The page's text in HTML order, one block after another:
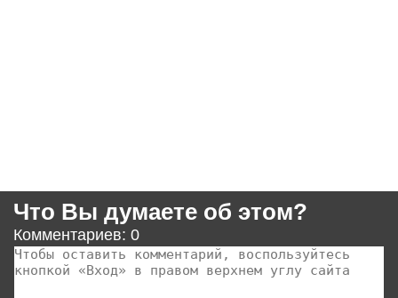
Что Вы думаете об этом?
Комментариев: 0